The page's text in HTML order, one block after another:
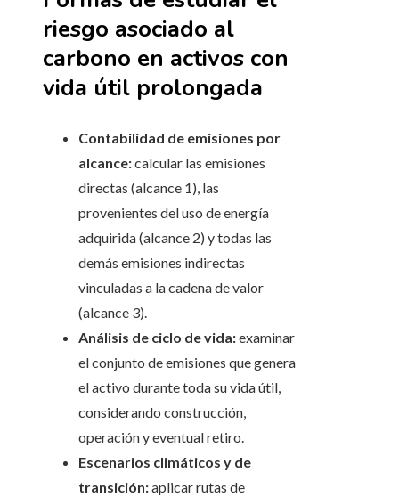
riesgo asociado al
carbono en activos con
vida útil prolongada
Contabilidad de emisiones por
alcance:calcular las emisiones
directas (alcance 1), las
provenientes del uso de energía
adquirida (alcance 2) y todas las
demás emisiones indirectas
vinculadas a la cadena de valor
(alcance 3).
Análisis de ciclo de vida:examinar
el conjunto de emisiones que genera
el activo durante toda su vida útil,
considerando construcción,
operación y eventual retiro.
Escenarios climáticos y de
transición:aplicar rutas de